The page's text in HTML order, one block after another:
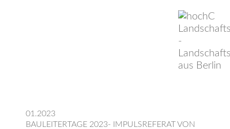
01.2023
BAULEITERTAGE 2023- IMPULSREFERAT VON